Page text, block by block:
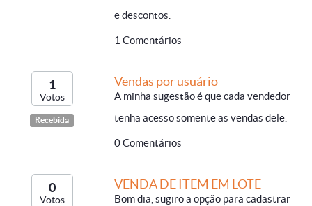
e descontos.
1 Comentários
1
Votos
Recebida
Vendas por usuário
A minha sugestão é que cada vendedor
tenha acesso somente as vendas dele.
0 Comentários
0
Votos
VENDA DE ITEM EM LOTE
Bom dia, sugiro a opção para cadastrar